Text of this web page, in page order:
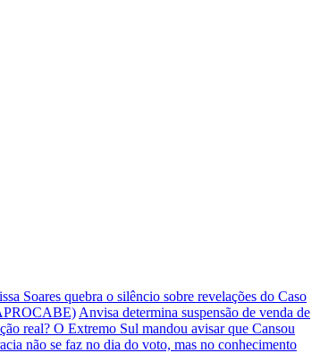
Soares quebra o silêncio sobre revelações do Caso
Anvisa determina suspensão de venda de
real? O Extremo Sul mandou avisar que Cansou
não se faz no dia do voto, mas no conhecimento